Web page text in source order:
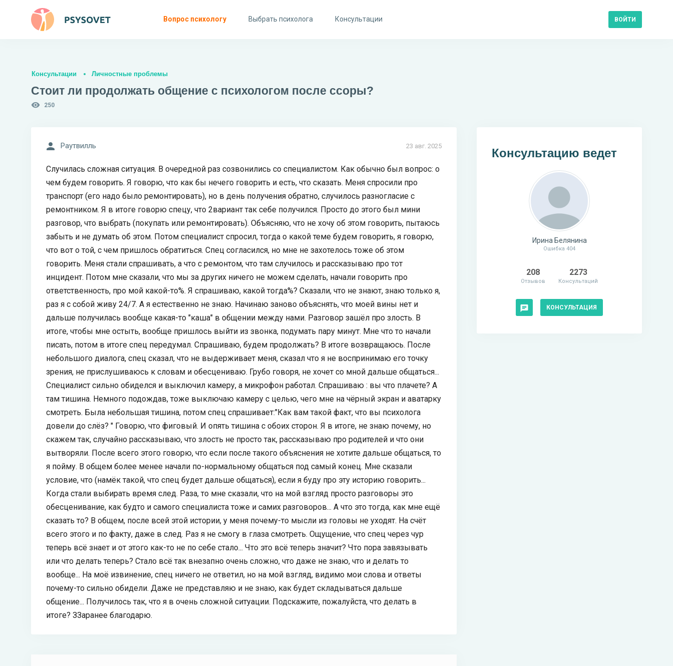
Вопрос психологу Выбрать психолога Консультации ВОЙТИ
Консультации Личностные проблемы
Стоит ли продолжать общение с психологом после ссоры?
250
23 авг. 2025
Раутвилль
Случилась сложная ситуация. В очередной раз созвонились со специалистом. Как обычно был вопрос: о
чем будем говорить. Я говорю, что как бы нечего говорить и есть, что сказать. Меня спросили про
транспорт (его надо было ремонтировать), но в день получения обратно, случилось разногласие с
ремонтником. Я в итоге говорю спецу, что 2вариант так себе получился. Просто до этого был мини
разговор, что выбрать (покупать или ремонтировать). Объясняю, что не хочу об этом говорить, пытаюсь
забыть и не думать об этом. Потом специалист спросил, тогда о какой теме будем говорить, я говорю,
что вот о той, с чем пришлось обратиться. Спец согласился, но мне не захотелось тоже об этом
говорить. Меня стали спрашивать, а что с ремонтом, что там случилось и рассказываю про тот
инцидент. Потом мне сказали, что мы за других ничего не можем сделать, начали говорить про
ответственность, про мой какой-то%. Я спрашиваю, какой тогда%? Сказали, что не знают, знаю только я,
раз я с собой живу 24/7. А я естественно не знаю. Начинаю заново объяснять, что моей вины нет и
дальше получилась вообще какая-то "каша" в общении между нами. Разговор зашёл про злость. В
итоге, чтобы мне остыть, вообще пришлось выйти из звонка, подумать пару минут. Мне что то начали
писать, потом в итоге спец передумал. Спрашиваю, будем продолжать? В итоге возвращаюсь. После
небольшого диалога, спец сказал, что не выдерживает меня, сказал что я не воспринимаю его точку
зрения, не прислушиваюсь к словам и обесцениваю. Грубо говоря, не хочет со мной дальше общаться...
Специалист сильно обиделся и выключил камеру, а микрофон работал. Спрашиваю : вы что плачете? А
там тишина. Немного подождав, тоже выключаю камеру с целью, чего мне на чёрный экран и аватарку
смотреть. Была небольшая тишина, потом спец спрашивает:"Как вам такой факт, что вы психолога
довели до слёз? " Говорю, что фиговый. И опять тишина с обоих сторон. Я в итоге, не знаю почему, но
скажем так, случайно рассказываю, что злость не просто так, рассказываю про родителей и что они
вытворяли. После всего этого говорю, что если после такого объяснения не хотите дальше общаться, то
я пойму. В общем более менее начали по-нормальному общаться под самый конец. Мне сказали
условие, что (намёк такой, что спец будет дальше общаться), если я буду про эту историю говорить...
Когда стали выбирать время след. Раза, то мне сказали, что на мой взгляд просто разговоры это
обесценивание, как будто и самого специалиста тоже и самих разговоров... А что это тогда, как мне ещё
сказать то? В общем, после всей этой истории, у меня почему-то мысли из головы не уходят. На счёт
всего этого и по факту, даже в след. Раз я не смогу в глаза смотреть. Ощущение, что спец через чур
теперь всё знает и от этого как-то не по себе стало... Что это всё теперь значит? Что пора завязывать
или что делать теперь? Стало всё так внезапно очень сложно, что даже не знаю, что и делать то
вообще... На моё извинение, спец ничего не ответил, но на мой взгляд, видимо мои слова и ответы
почему-то сильно обидели. Даже не представляю и не знаю, как будет складываться дальше
общение... Получилось так, что я в очень сложной ситуации. Подскажите, пожалуйста, что делать в
итоге? ЗЗаранее благодарю.
Консультацию ведет
Ирина Белянина
Ошибка 404
208
Отзывов
2273
Консультаций
КОНСУЛЬТАЦИЯ